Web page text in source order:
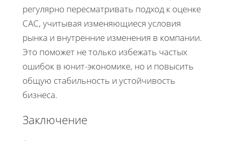
регулярно пересматривать подход к оценке
CAC, учитывая изменяющиеся условия
рынка и внутренние изменения в компании.
Это поможет не только избежать частых
ошибок в юнит-экономике, но и повысить
общую стабильность и устойчивость
бизнеса.
Заключение